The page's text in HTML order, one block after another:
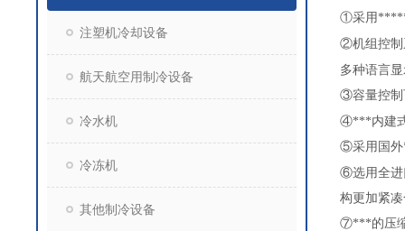
注塑机冷却设备
航天航空用制冷设备
冷水机
冷冻机
其他制冷设备
①采用
②机组控制
多种语言
③容量控制
④***内建式
⑤采用国外
⑥选用全进
构更加紧
⑦***的压